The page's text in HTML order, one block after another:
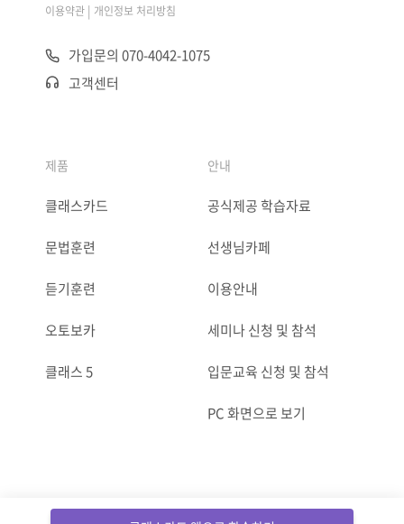
이용약관 | 개인정보 처리방침
가입문의 070-4042-1075
고객센터
제품
클래스카드
문법훈련
듣기훈련
오토보카
클래스 5
안내
공식제공 학습자료
선생님카페
이용안내
세미나 신청 및 참석
입문교육 신청 및 참석
PC 화면으로 보기
ⓒCLASSCARD. All Rights reserved.